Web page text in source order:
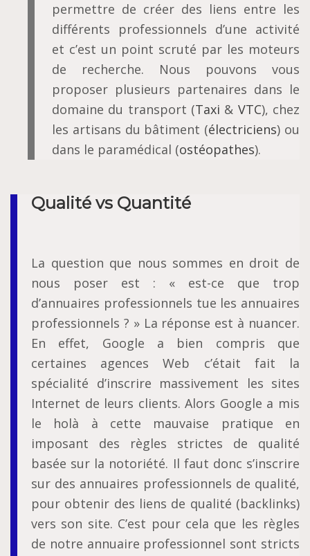
permettre de créer des liens entre les
différents professionnels d’une activité
et c’est un point scruté par les moteurs
de recherche. Nous pouvons vous
proposer plusieurs partenaires dans le
domaine du transport (Taxi & VTC), chez
les artisans du bâtiment (électriciens) ou
dans le paramédical (ostéopathes).
Qualité vs Quantité
La question que nous sommes en droit de
nous poser est : « est-ce que trop
d’annuaires professionnels tue les annuaires
professionnels ? » La réponse est à nuancer.
En effet, Google a bien compris que
certaines agences Web c’était fait la
spécialité d’inscrire massivement les sites
Internet de leurs clients. Alors Google a mis
le holà à cette mauvaise pratique en
imposant des règles strictes de qualité
basée sur la notoriété. Il faut donc s’inscrire
sur des annuaires professionnels de qualité,
pour obtenir des liens de qualité (backlinks)
vers son site. C’est pour cela que les règles
de notre annuaire professionnel sont stricts